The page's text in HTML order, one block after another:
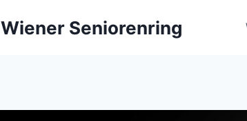
Wiener Seniorenring